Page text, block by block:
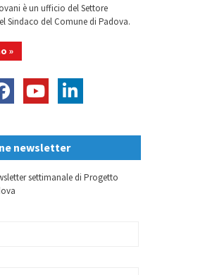
è un ufficio del Settore
Sindaco del Comune di Padova.
»
newsletter
settimanale di Progetto